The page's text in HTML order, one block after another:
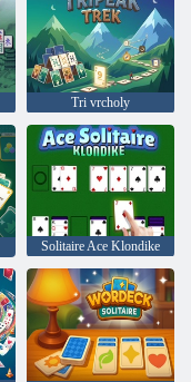
Tri vrcholy
Solitaire Ace Klondike